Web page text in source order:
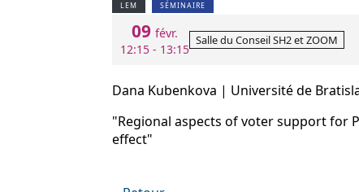
LEM SÉMINAIRE
09 févr.
12:15 - 13:15
Salle du Conseil SH2 et ZOOM
Dana Kubenkova | Université de
"Regional aspects of voter support for
effect"